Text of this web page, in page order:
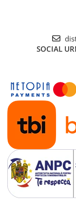
SOCIAL